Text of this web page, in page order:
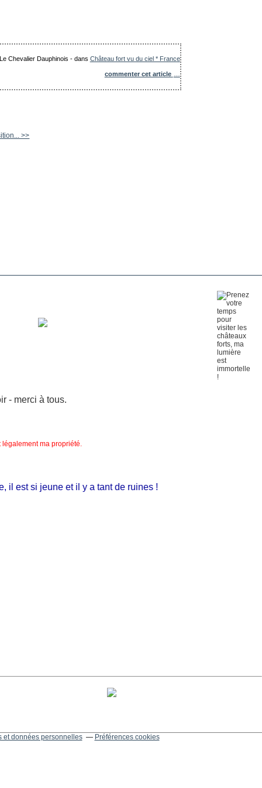
Chevalier Dauphinois -dans Château fort vu du ciel * France
commenter cet article
>>
- merci à tous.
légalement ma propriété.
est si jeune et il y a tant de ruines !
et données personnelles Préférences cookies